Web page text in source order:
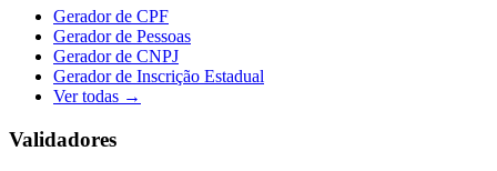
Gerador de CPF
Gerador de Pessoas
Gerador de CNPJ
Gerador de Inscrição Estadual
Ver todas →
Validadores